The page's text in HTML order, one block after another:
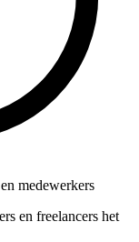
medewerkers
en freelancers het